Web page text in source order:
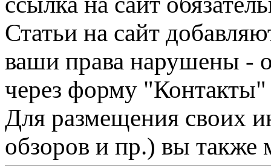
Статьи на сайт
ваши права нарушены -
через форму "Контакты"
Для размещения своих
обзоров и пр.) вы также